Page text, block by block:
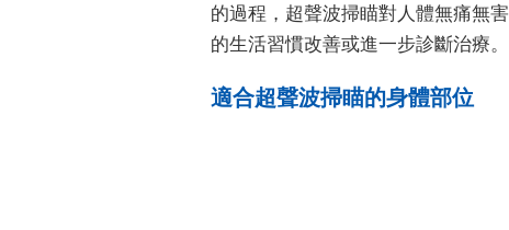
的過程，超聲波掃瞄對人體無痛無
的生活習慣改善或進一步診斷治療。
適合超聲波掃瞄的身體部位